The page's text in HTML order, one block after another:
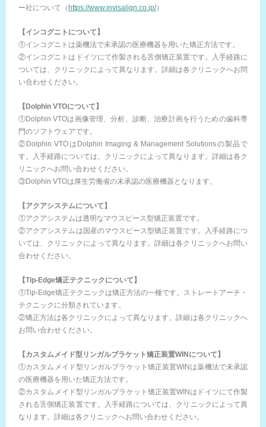
ー社について（https://www.invisalign.co.jp/）
【インコグニトについて】
①インコグニトは薬機法で未承認の医療機器を用いた矯正方法です。
②インコグニトはドイツにて作製される舌側矯正装置です。入手経路に
ついては、クリニックによって異なります。詳細は各クリニックへお問
い合わせください。
【Dolphin VTOについて】
①Dolphin VTOは画像管理、分析、診断、治療計画を行うための歯科専
門のソフトウェアです。
②Dolphin VTOはDolphin Imaging & Management Solutionsの製品で
す。入手経路については、クリニックによって異なります。詳細は各ク
リニックへお問い合わせください。
③Dolphin VTOは厚生労働省の未承認の医療機器となります。
【アクアシステムについて】
①アクアシステムは透明なマウスピース型矯正装置です。
②アクアシステムは国産のマウスピース型矯正装置です。入手経路につ
いては、クリニックによって異なります。詳細は各クリニックへお問い
合わせください。
【Tip-Edge矯正テクニックについて】
①Tip-Edge矯正テクニックは矯正方法の一種です。ストレートアーチ・
テクニックに分類されています。
②矯正方法は各クリニックによって異なります。詳細は各クリニックへ
お問い合わせください。
【カスタムメイド型リンガルブラケット矯正装置WINについて】
①カスタムメイド型リンガルブラケット矯正装置WINは薬機法で未承認
の医療機器を用いた矯正方法です。
②カスタムメイド型リンガルブラケット矯正装置WINはドイツにて作製
される舌側矯正装置です。入手経路については、クリニックによって異
なります。詳細は各クリニックへお問い合わせください。